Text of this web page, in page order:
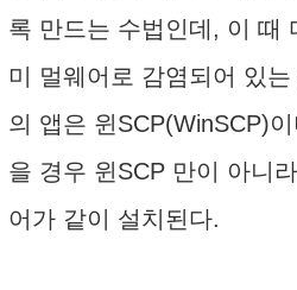
록 만드는 수법인데, 이 때
미 멀웨어로 감염되어 있
의 앱은 윈SCP(WinSCP)
을 경우 윈SCP 만이 아니
어가 같이 설치된다.